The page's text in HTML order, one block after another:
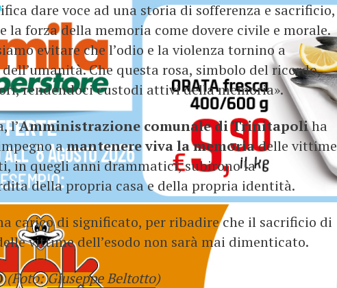
dare voce ad una storia di sofferenza e sacrificio,
la forza della memoria come dovere civile e morale.
evitare che l’odio e la violenza tornino a
Che questa rosa, simbolo del ricordo,
rendendoci custodi attivi della memoria».
l’Amministrazione comunale di Trinitapoliha
amantenere viva la memoriadelle vittime
in quegli anni drammatici, subirono la
della propria casa e della propria identità.
carico di significato, per ribadire che il sacrificio di
vittime dell’esodo non sarà mai dimenticato.
(Foto:Giuseppe Beltotto)